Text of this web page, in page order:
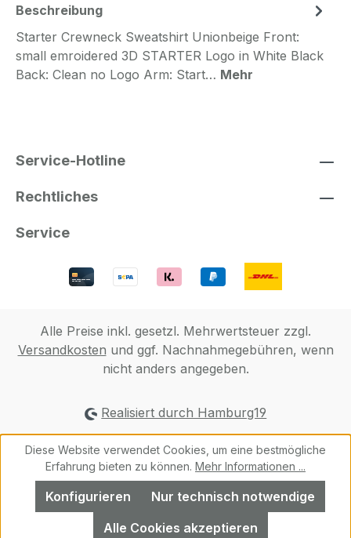
Beschreibung
Starter Crewneck Sweatshirt Unionbeige Front:
small emroidered 3D STARTER Logo in White Black
Back: Clean no Logo Arm: Start… Mehr
Service-Hotline
Rechtliches
Service
Alle Preise inkl. gesetzl. Mehrwertsteuer zzgl.
Versandkosten und ggf. Nachnahmegebühren, wenn
nicht anders angegeben.
Realisiert durch Hamburg19
Diese Website verwendet Cookies, um eine bestmögliche
Erfahrung bieten zu können. Mehr Informationen ...
Nur technisch notwendige
Konfigurieren
Alle Cookies akzeptieren